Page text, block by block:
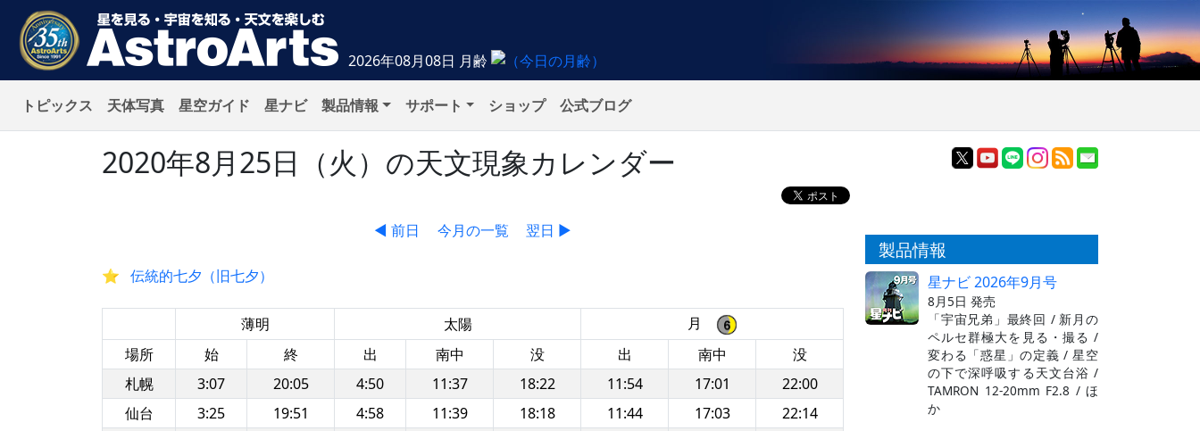
2026年08月08日 月齢
トピックス 天体写真 星空ガイド 星ナビ 製品情報 サポート ショップ 公式ブログ
2020年8月25日（火）の天文現象カレンダー
◀ 前日 今月の一覧 翌日 ▶
伝統的七夕（旧七夕）
薄明 太陽
月
場所
始 終 出 南中 没 出 南中
没
札幌
3:07 20:05 4:50 11:37 18:22 11:54 17:01
22:00
仙台
3:25 19:51 4:58 11:39 18:18 11:44 17:03
22:14
製品情報
星ナビ 2026年9月号
8月5日 発売
「宇宙兄弟」最終回 / 新月の
ペルセ群極大を見る・撮る /
変わる「惑星」の定義 / 星空
の下で深呼吸する天文台浴 /
TAMRON 12-20mm F2.8 / ほ
か